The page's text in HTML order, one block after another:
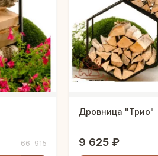
66-915
Дровница "Трио"
9 625 ₽